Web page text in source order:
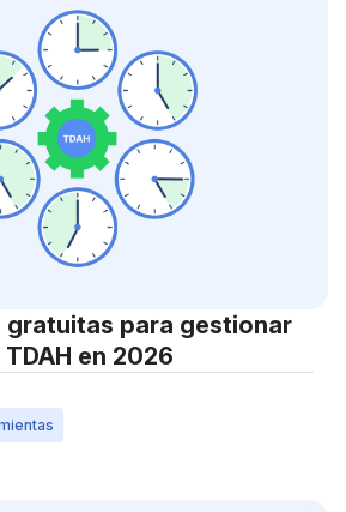
gratuitas para gestionar
en 2026